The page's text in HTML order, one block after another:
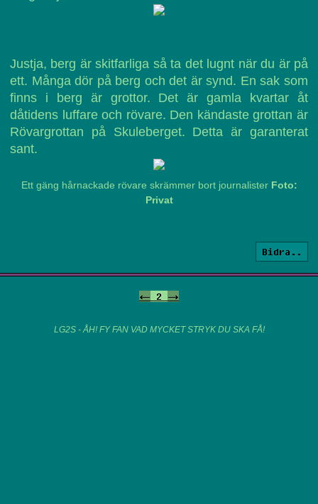
Justja, berg är skitfarliga så ta det lugnt när du är på
ett. Många dör på berg och det är synd. En sak som
finns i berg är grottor. Det är gamla kvartar åt
dåtidens luffare och rövare. Den kändaste grottan är
Rövargrottan på Skuleberget. Detta är garanterat
sant.
Ett gäng hårnackade rövare skrämmer bort journalister Foto:
Privat
Bidra..
<- 2 ->
LG2S - ÅH! FY FAN VAD MYCKET STRYK DU SKA FÅ!